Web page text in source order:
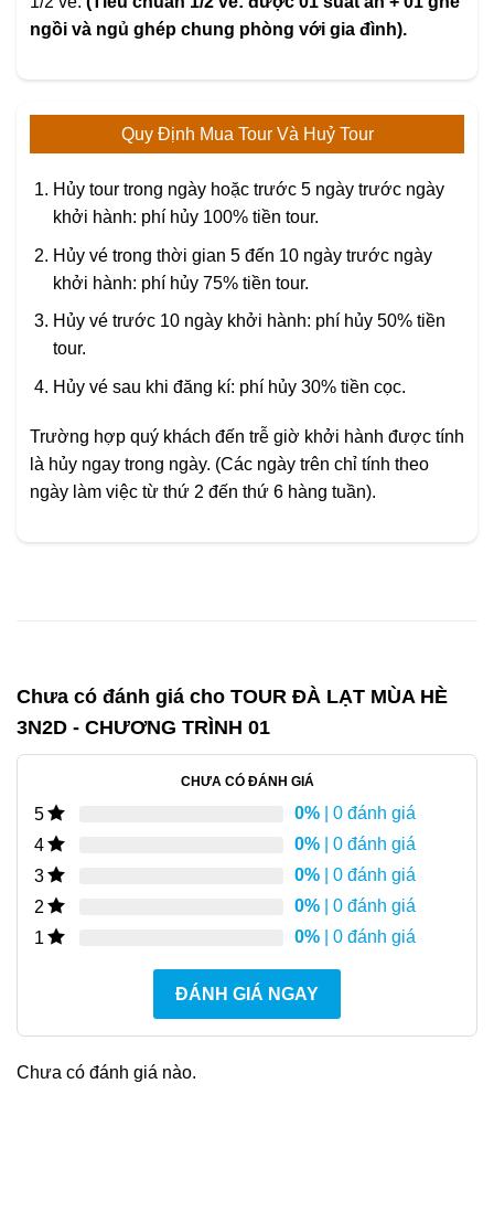
ngồi và ngủ ghép chung phòng với gia đình).
Quy Định Mua Tour Và Huỷ Tour
Hủy tour trong ngày hoặc trước 5 ngày trước ngày
khởi hành: phí hủy 100% tiền tour.
Hủy vé trong thời gian 5 đến 10 ngày trước ngày
khởi hành: phí hủy 75% tiền tour.
Hủy vé trước 10 ngày khởi hành: phí hủy 50% tiền
tour.
Hủy vé sau khi đăng kí: phí hủy 30% tiền cọc.
Trường hợp quý khách đến trễ giờ khởi hành được tính
là hủy ngay trong ngày. (Các ngày trên chỉ tính theo
ngày làm việc từ thứ 2 đến thứ 6 hàng tuần).
Chưa có đánh giá cho TOUR ĐÀ LẠT MÙA HÈ
3N2D - CHƯƠNG TRÌNH 01
CHƯA CÓ ĐÁNH GIÁ
5 0% | 0 đánh giá
4
0% | 0 đánh giá
3
0% | 0 đánh giá
2
0% | 0 đánh giá
1
0% | 0 đánh giá
ĐÁNH GIÁ NGAY
Chưa có đánh giá nào.